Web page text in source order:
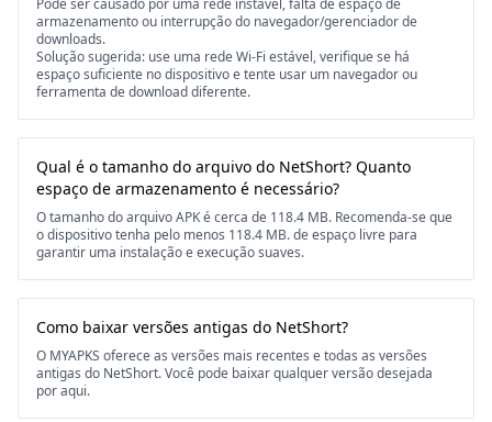
Pode ser causado por uma rede instável, falta de espaço de
armazenamento ou interrupção do navegador/gerenciador de
downloads.
Solução sugerida: use uma rede Wi-Fi estável, verifique se há
espaço suficiente no dispositivo e tente usar um navegador ou
ferramenta de download diferente.
Qual é o tamanho do arquivo do NetShort? Quanto
espaço de armazenamento é necessário?
O tamanho do arquivo APK é cerca de 118.4 MB. Recomenda-se que
o dispositivo tenha pelo menos 118.4 MB. de espaço livre para
garantir uma instalação e execução suaves.
Como baixar versões antigas do NetShort?
O MYAPKS oferece as versões mais recentes e todas as versões
antigas do NetShort. Você pode baixar qualquer versão desejada
por aqui.